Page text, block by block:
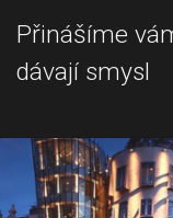
Přinášíme
dávají smysl